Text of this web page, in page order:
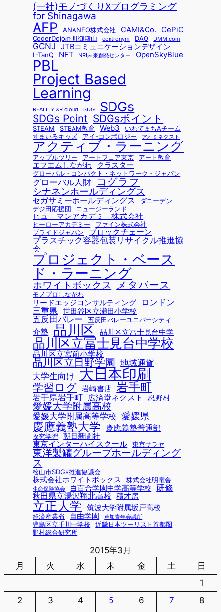
(一社)モノづくりXプログラミング
for Shinagawa
AFP ANANEO株式会社 CAMI&Co. CePiC
CoderDojo品川御殿山 contronym DAO DMM.com
GCNJ JTBコミュニケーションデザイン
L-TanQ NFT NRI未来創発センター OpenSkyBlue
PBL
Project Based
Learning
REALITY XR cloud SDG SDGs
SDGs Point SDGsポイント
STEAM STEAM教育 Web3
いわてまちAチーム
すまいるキッズ
アイ-コンポロジー アオミネクスト
アクティブ・ラーニング
アップルツリー アートフェア東京 アート教育
エフエムしながわ クラスター
グローバル・コンパクト・ネットワーク・ジャパン
グローバル人財 コグラフ
シナネンホールディングス
セガサミーホールディングス
ダニーデン
デジ田応援団
ニュージーランド
ヒューマンアカデミー株式会社
ヒーローアカデミー
ファイン株式会社
ブライドジャパン
ブロックチェーン
プラスチック容器包装リサイクル推進協
会
プロジェクト・ベース
ド・ラーニング
ホワイトボックス メタバース
モノプロしながわ
リードエッジコンサルティング
ロンドン
三重県 世田谷区立瀬田小学校
五反田バレー 五反田バレーユニバーシティ
介塾 品川区 品川区立冨士見台中学
品川区立冨士見台中学校
品川区立宮前小学校
品川区立日野学園
地域通貨
大学生向け
大日本印刷
学習ログ 岩崎書店 岩手町
岩手県岩手町 広済堂ネクスト 忍野村
愛媛大学附属高校
愛媛大学附属高等学校 愛媛県
慶應義塾大学 慶應義塾普通部
探究学習 朝日新聞社
東京インターハイスクール 東京サラヤ
東洋製罐グループホールディング
ス
松山市SDGs推進協議会
株式会社ホワイトボックス 株式会社明電舎
生命保険協会 白百合学園中学高等学校 研修
秋田県立湯沢翔北高校 積才房
立正大学 筑波大学附属坂戸高校
経済産業省 自由学園 草加青年会議所
豊島区立千川中学校
近畿日本ツーリスト首都圏
野村総合研究所
2015年3月
月
火 水 木 金 土
日
1
2
3 4 5 6 7
8